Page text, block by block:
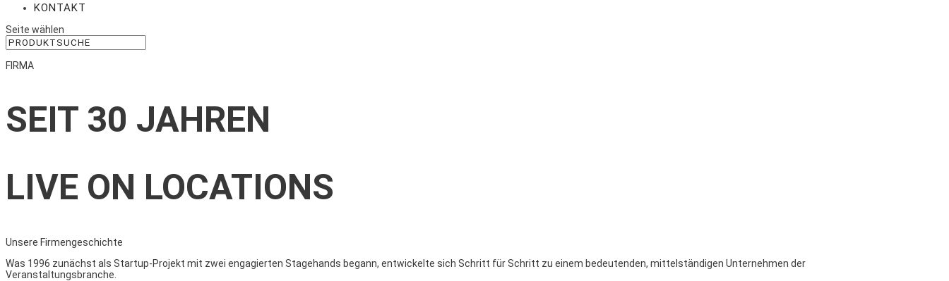
KONTAKT
Seite wählen
FIRMA
SEIT 30 JAHREN
LIVE ON LOCATIONS
Unsere Firmengeschichte
Was 1996 zunächst als Startup-Projekt mit zwei engagierten Stagehands begann, entwickelte sich Schritt für Schritt zu einem bedeutenden, mittelständigen Unternehmen der
Veranstaltungsbranche.